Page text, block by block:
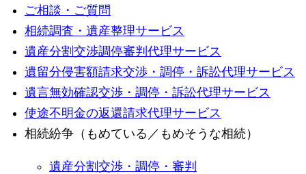
ご相談・ご質問
相続調査・遺産整理サービス
遺産分割交渉調停審判代理サービス
遺留分侵害額請求交渉・調停・訴訟代理サービス
遺言無効確認交渉・調停・訴訟代理サービス
使途不明金の返還請求代理サービス
相続紛争（もめている／もめそうな相続）
遺産分割交渉・調停・審判